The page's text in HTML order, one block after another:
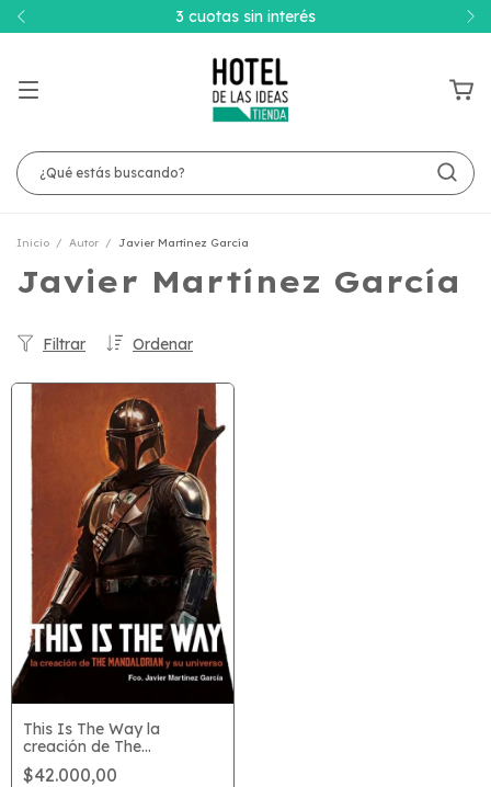
3 cuotas sin interés
Inicio / Autor / Javier Martínez García
Javier Martínez García
Ordenar
Filtrar
This Is The Way la
creación de The
Mandalorian Y Su Universo
$42.000,00